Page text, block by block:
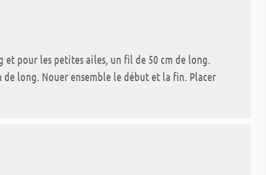
et pour les petites ailes, un fil de 50 cm de long.
de long. Nouer ensemble le début et la fin. Placer